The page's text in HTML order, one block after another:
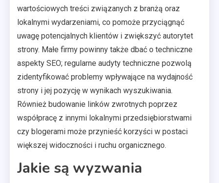
wartościowych treści związanych z branżą oraz
lokalnymi wydarzeniami, co pomoże przyciągnąć
uwagę potencjalnych klientów i zwiększyć autorytet
strony. Małe firmy powinny także dbać o techniczne
aspekty SEO; regularne audyty techniczne pozwolą
zidentyfikować problemy wpływające na wydajność
strony i jej pozycję w wynikach wyszukiwania.
Również budowanie linków zwrotnych poprzez
współpracę z innymi lokalnymi przedsiębiorstwami
czy blogerami może przynieść korzyści w postaci
większej widoczności i ruchu organicznego.
Jakie są wyzwania